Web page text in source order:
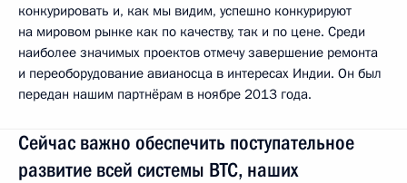
конкурировать и, как мы видим, успешно конкурируют
на мировом рынке как по качеству, так и по цене. Среди
наиболее значимых проектов отмечу завершение ремонта
и переоборудование авианосца в интересах Индии. Он был
передан нашим партнёрам в ноябре 2013 года.
Сейчас важно обеспечить поступательное
развитие всей системы ВТС, наших